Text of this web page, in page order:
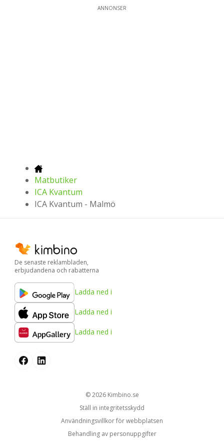
ANNONSER
Matbutiker
ICA Kvantum
ICA Kvantum - Malmö
De senaste reklambladen,
erbjudandena och rabatterna
Ladda ned i
Ladda ned i
Ladda ned i
© 2026 kimbino.se
Ställ in integritetsskydd
Användningsvillkor för webbplatsen
Behandling av personuppgifter